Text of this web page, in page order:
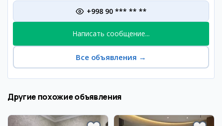
+998 90 *** ** **
Написать сообщение...
Все объявления →
Другие похожие объявления